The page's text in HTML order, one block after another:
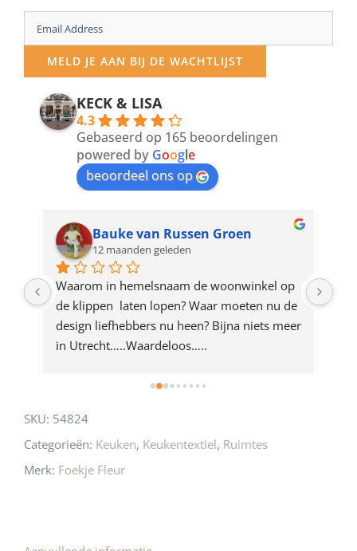
Enter
your
email
address
product
MELD JE AAN BIJ DE WACHTLIJST
KECK & LISA
4.3
Gebaseerd op 165 beoordelingen
powered by Google
beoordeel ons op
Bauke van Russen Groen
12 maanden geleden
Waarom in hemelsnaam de woonwinkel op
de klippen  laten lopen? Waar moeten nu de
design liefhebbers nu heen? Bijna niets meer
in Utrecht…..Waardeloos…..
SKU: 54824
Categorieën: Keuken, Keukentextiel, Ruimtes
Merk: Foekje Fleur